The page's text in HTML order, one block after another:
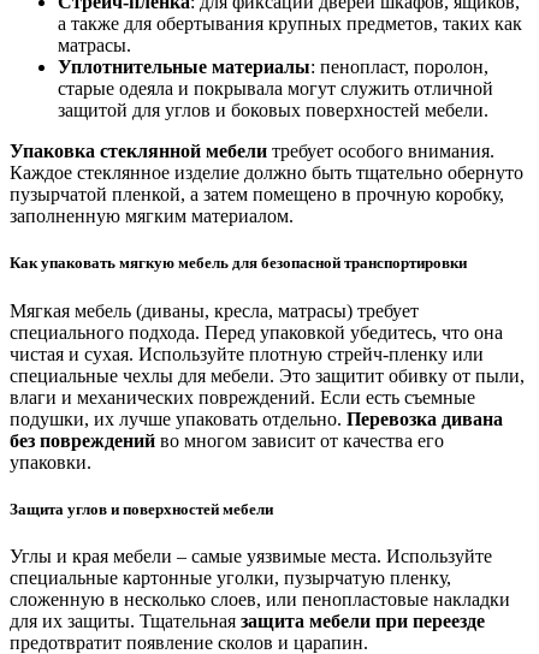
а также для обертывания крупных предметов, таких как
матрасы.
Уплотнительные материалы: пенопласт, поролон,
старые одеяла и покрывала могут служить отличной
защитой для углов и боковых поверхностей мебели.
Упаковка стеклянной мебели требует особого внимания.
Каждое стеклянное изделие должно быть тщательно обернуто
пузырчатой пленкой, а затем помещено в прочную коробку,
заполненную мягким материалом.
Как упаковать мягкую мебель для безопасной транспортировки
Мягкая мебель (диваны, кресла, матрасы) требует
специального подхода. Перед упаковкой убедитесь, что она
чистая и сухая. Используйте плотную стрейч-пленку или
специальные чехлы для мебели. Это защитит обивку от пыли,
влаги и механических повреждений. Если есть съемные
подушки, их лучше упаковать отдельно. Перевозка дивана
без повреждений во многом зависит от качества его
упаковки.
Защита углов и поверхностей мебели
Углы и края мебели – самые уязвимые места. Используйте
специальные картонные уголки, пузырчатую пленку,
сложенную в несколько слоев, или пенопластовые накладки
для их защиты. Тщательная защита мебели при переезде
предотвратит появление сколов и царапин.